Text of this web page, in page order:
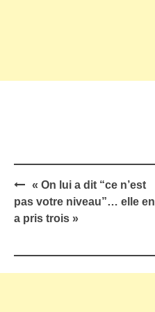
Post
navigation
« On lui a dit “ce n’est
pas votre niveau”… elle en
a pris trois »